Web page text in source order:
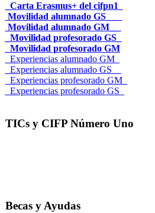
_Carta Erasmus+ del cifpn1
Movilidad alumnado GS___
Movilidad alumnado GM__
_Movilidad profesorado GS_
_Movilidad profesorado GM
_Experiencias alumnado GM_
_Experiencias alumnado GS__
_Experiencias profesorado GM_
_Experiencias profesorado GS_
TICs y CIFP Número Uno
Becas y Ayudas